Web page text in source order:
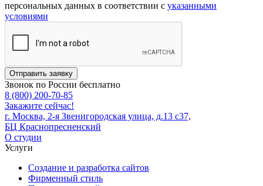
персональных данных в соответствии с указанными
условиями
Отправить заявку
Звонок по России бесплатно
8 (800) 200-70-85
Закажите сейчас!
г. Москва, 2-я Звенигородская улица, д.13 с37,
БЦ Краснопресненский
О студии
Услуги
Создание и разработка сайтов
Фирменный стиль